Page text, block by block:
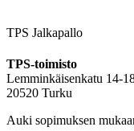
TPS Jalkapallo
TPS-toimisto
Lemminkäisenkatu 14-
20520 Turku
Auki sopimuksen